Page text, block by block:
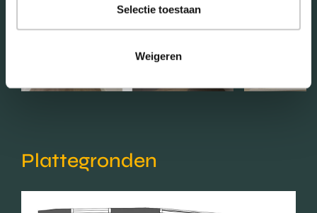
Selectie toestaan
Weigeren
Plattegronden